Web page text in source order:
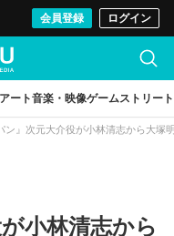
会員登録 ログイン
ート音楽・映像ゲームストリート
ン』次元大介役が小林清志から大
小林清志から